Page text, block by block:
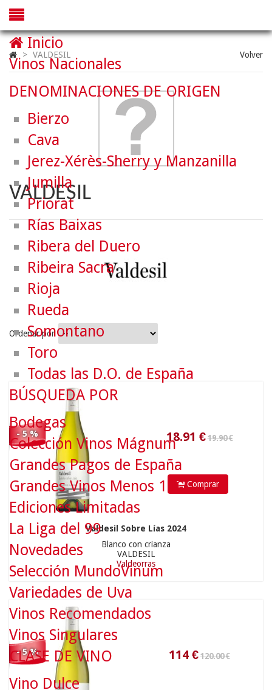
> VALDESIL Volver
VALDESIL
Ordenar por
- 5 %
Comprar
Valdesil Sobre Lías 2024
Blanco con crianza
VALDESIL
Valdeorras
- 5 %
120.00 €
Inicio
Vinos Nacionales
DENOMINACIONES DE ORIGEN
Bierzo
Cava
Jerez-Xérès-Sherry y Manzanilla
Jumilla
Priorat
Rías Baixas
Ribera del Duero
Ribeira Sacra
Rioja
Rueda
Somontano
Toro
Todas las D.O. de España
BÚSQUEDA POR
Bodegas
Colección Vinos Mágnum
Grandes Pagos de España
Grandes Vinos Menos 10€
Ediciones Limitadas
La Liga del 99
Novedades
Selección MundoVinum
Variedades de Uva
Vinos Recomendados
Vinos Singulares
CLASE DE VINO
Vino Dulce